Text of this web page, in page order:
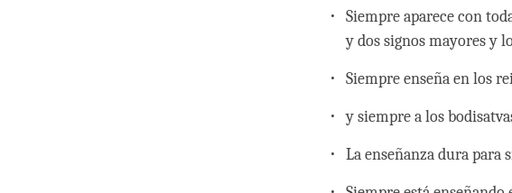
Siempre aparece con
y dos signos mayores y
Siempre enseña en los
y siempre a los
La enseñanza dura para